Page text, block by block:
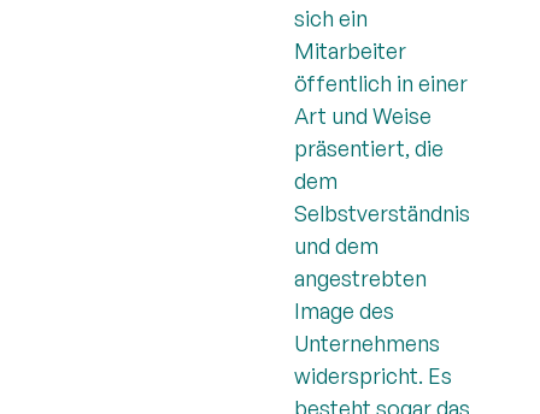
sich ein
Mitarbeiter
öffentlich in einer
Art und Weise
präsentiert, die
dem
Selbstverständnis
und dem
angestrebten
Image des
Unternehmens
widerspricht. Es
besteht sogar das